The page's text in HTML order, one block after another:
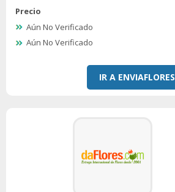
Precio
Aún No Verificado
Aún No Verificado
IR A ENVIAFLORES